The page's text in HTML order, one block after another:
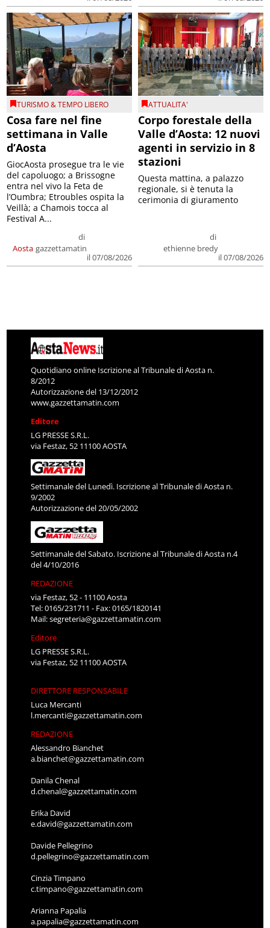
TURISMO & TEMPO LIBERO
Cosa fare nel fine
settimana in Valle
d’Aosta
Aosta
di
gazzettamatin
il 07/08/2026
GiocAosta prosegue tra le vie
del capoluogo; a Brissogne
entra nel vivo la Feta de
l’Oumbra; Etroubles ospita la
Veillà; a Chamois tocca al
Festival A...
ATTUALITA'
Corpo forestale della
Valle d’Aosta: 12 nuovi
agenti in servizio in 8
stazioni
di
ethienne bredy
il 07/08/2026
Questa mattina, a palazzo
regionale, si è tenuta la
cerimonia di giuramento
Quotidiano online Iscrizione al Tribunale di Aosta n.
8/2012
Autorizzazione del 13/12/2012
www.gazzettamatin.com
Editore
LG PRESSE S.R.L.
via Festaz, 52 11100 AOSTA
Settimanale del Lunedì. Iscrizione al Tribunale di Aosta n.
9/2002
Autorizzazione del 20/05/2002
Settimanale del Sabato. Iscrizione al Tribunale di Aosta n.4
del 4/10/2016
REDAZIONE
via Festaz, 52 - 11100 Aosta
Tel: 0165/231711 - Fax: 0165/1820141
Mail:segreteria@gazzettamatin.com
Editore
LG PRESSE S.R.L.
via Festaz, 52 11100 AOSTA
DIRETTORE RESPONSABILE
Luca Mercanti
l.mercanti@gazzettamatin.com
REDAZIONE
Alessandro Bianchet
a.bianchet@gazzettamatin.com
Danila Chenal
d.chenal@gazzettamatin.com
Erika David
e.david@gazzettamatin.com
Davide Pellegrino
d.pellegrino@gazzettamatin.com
Cinzia Timpano
c.timpano@gazzettamatin.com
Arianna Papalia
a.papalia@gazzettamatin.com